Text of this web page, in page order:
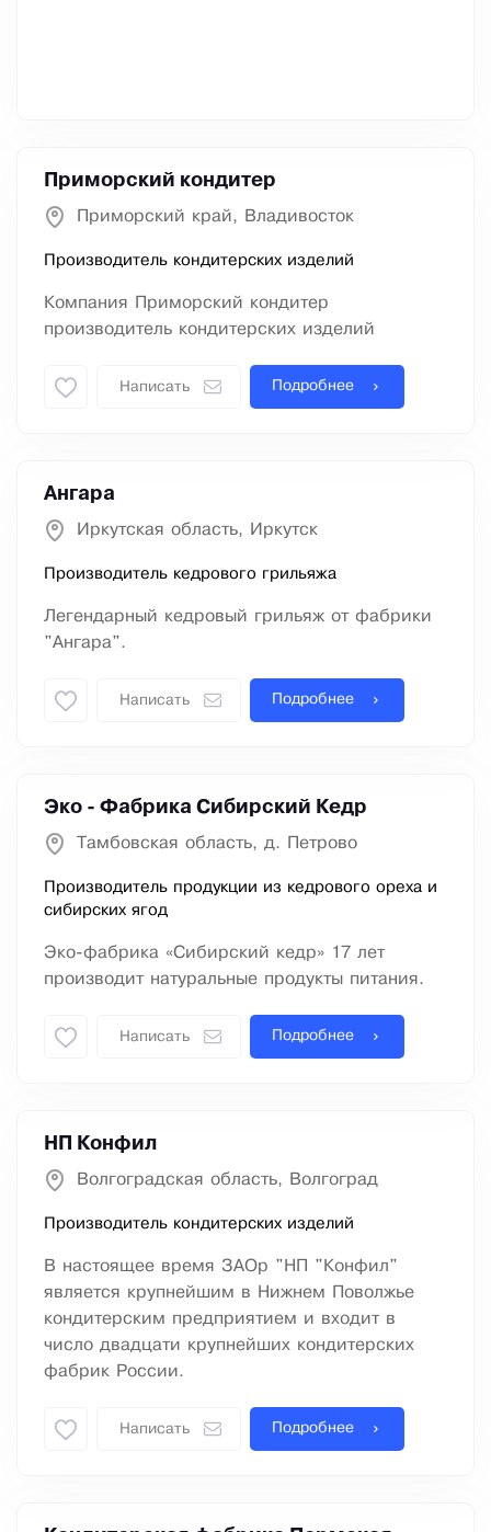
Приморский кондитер
Приморский край, Владивосток
Производитель кондитерских изделий
Компания Приморский кондитер
производитель кондитерских изделий
Написать Подробнее
Ангара
Иркутская область, Иркутск
Производитель кедрового грильяжа
Легендарный кедровый грильяж от фабрики
"Ангара".
Написать Подробнее
Эко - Фабрика Сибирский Кедр
Тамбовская область, д. Петрово
Производитель продукции из кедрового ореха и
сибирских ягод
Эко-фабрика «Сибирский кедр» 17 лет
производит натуральные продукты питания.
Написать Подробнее
НП Конфил
Волгоградская область, Волгоград
Производитель кондитерских изделий
В настоящее время ЗАОр "НП "Конфил"
является крупнейшим в Нижнем Поволжье
кондитерским предприятием и входит в
число двадцати крупнейших кондитерских
фабрик России.
Написать Подробнее